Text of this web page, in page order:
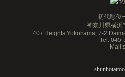
初代彫俊
神奈川県横浜
407 Heights Yokohama, 7-2
Tel: